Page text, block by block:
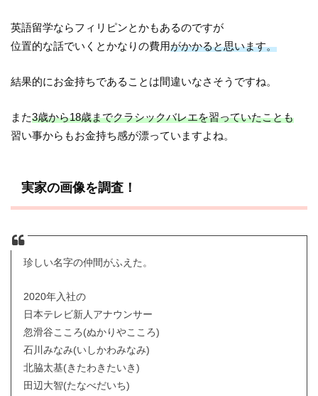
英語留学ならフィリピンとかもあるのですが
位置的な話でいくとかなりの費用がかかると思います。
結果的にお金持ちであることは間違いなさそうですね。
また3歳から18歳までクラシックバレエを習っていたことも
習い事からもお金持ち感が漂っていますよね。
実家の画像を調査！
珍しい名字の仲間がふえた。
2020年入社の
日本テレビ新人アナウンサー
忽滑谷こころ(ぬかりやこころ)
石川みなみ(いしかわみなみ)
北脇太基(きたわきたいき)
田辺大智(たなべだいち)